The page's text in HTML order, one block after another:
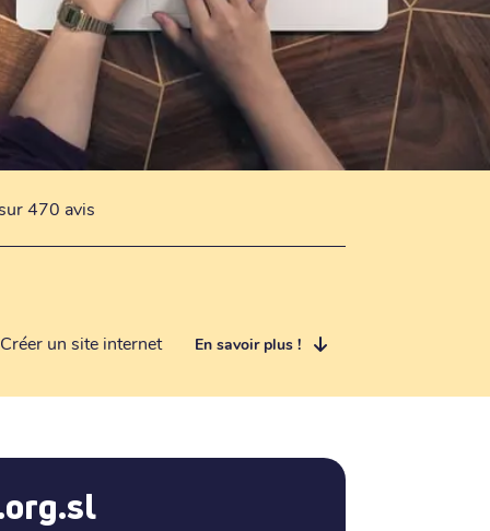
470 avis
Créer un site internet En savoir plus !